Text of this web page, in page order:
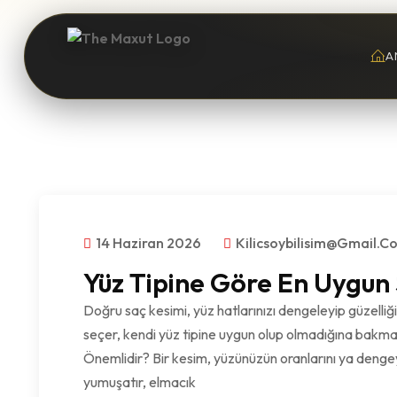
14 Haziran 2026
Yüz Tipine Göre En
Doğru saç kesimi, yüz hatlarınızı dengeleyip
seçer, kendi yüz tipine uygun olup olmadığına
Önemlidir? Bir kesim, yüzünüzün oranlarını ya
yumuşatır, elmacık